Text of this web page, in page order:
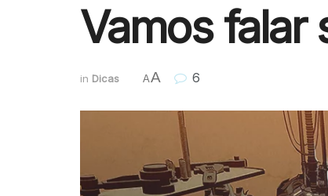
Vamos falar
in Dicas AA 6